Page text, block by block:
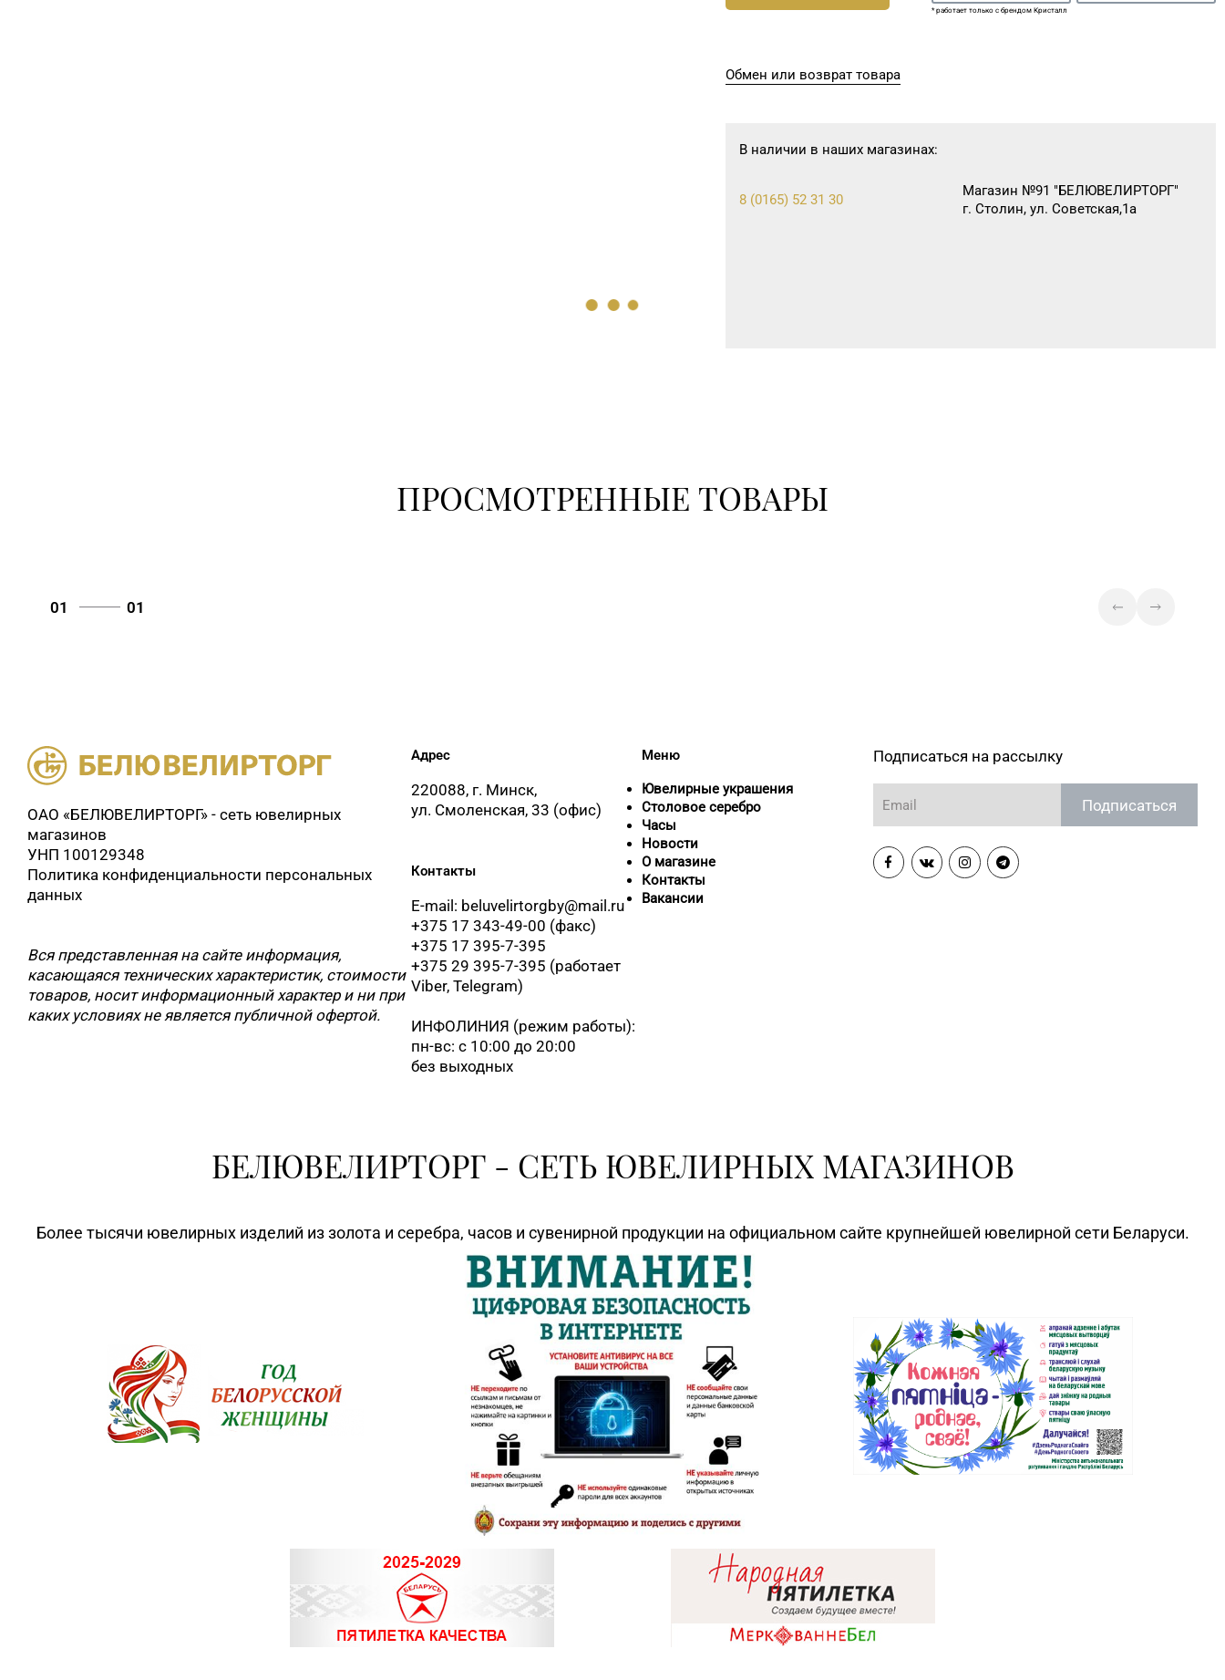
* работает только с брендом Кристалл
Обмен или возврат товара
В наличии в наших магазинах:
8 (0165) 52 31 30
Магазин №91 "БЕЛЮВЕЛИРТОРГ"
г. Столин, ул. Советская,1а
ПРОСМОТРЕННЫЕ ТОВАРЫ
01 01
ОАО «БЕЛЮВЕЛИРТОРГ» - сеть ювелирных
магазинов
УНП 100129348
Политика конфиденциальности персональных
данных
Вся представленная на сайте информация,
касающаяся технических характеристик, стоимости
товаров, носит информационный характер и ни при
каких условиях не является публичной офертой.
Адрес
220088, г. Минск,
ул. Смоленская, 33 (офис)
Контакты
E-mail: beluvelirtorgby@mail.ru
+375 17 343-49-00 (факс)
+375 17 395-7-395
+375 29 395-7-395 (работает
Viber, Telegram)
ИНФОЛИНИЯ (режим работы):
пн-вс: с 10:00 до 20:00
без выходных
Меню
Ювелирные украшения
Столовое серебро
Часы
Новости
О магазине
Контакты
Вакансии
Подписаться на рассылку
Подписаться
БЕЛЮВЕЛИРТОРГ - СЕТЬ ЮВЕЛИРНЫХ МАГАЗИНОВ
Более тысячи ювелирных изделий из золота и серебра, часов и сувенирной продукции на официальном сайте крупнейшей ювелирной сети Беларуси.